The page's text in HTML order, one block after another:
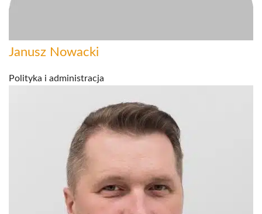
Janusz Nowacki
Polityka i administracja